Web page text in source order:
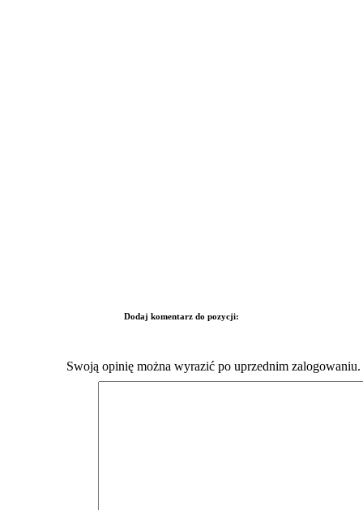
Dodaj komentarz do pozycji:
Swoją opinię można wyrazić po uprzednim zalogowaniu.